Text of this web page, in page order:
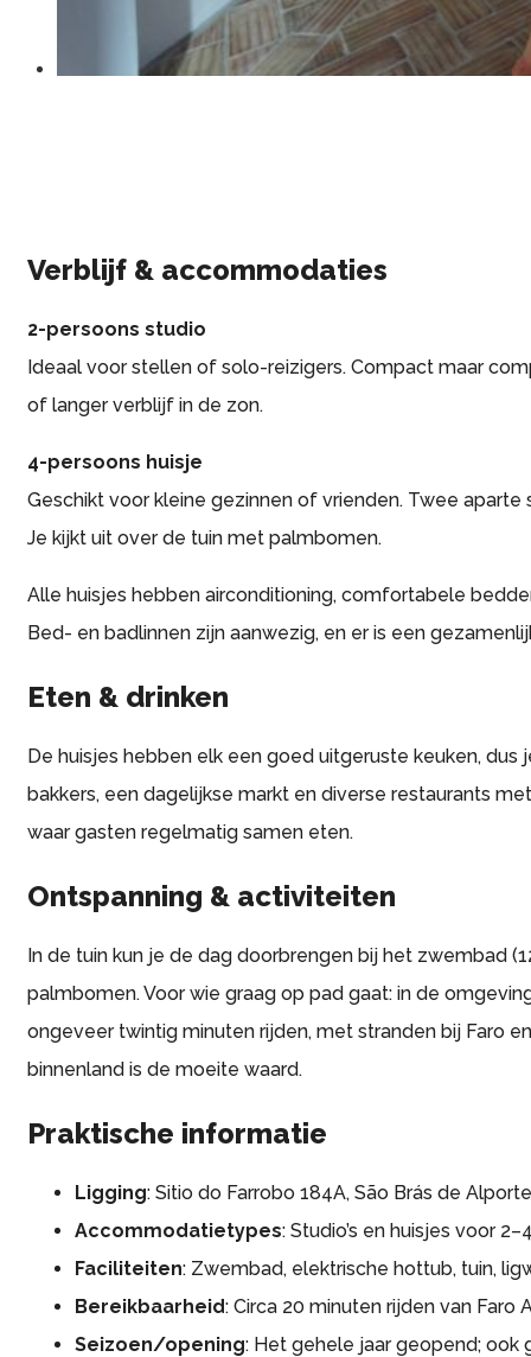
Verblijf & accommodaties
2-persoons studio
Ideaal voor stellen of solo-reizigers. Compact maar
of langer verblijf in de zon.
4-persoons huisje
Geschikt voor kleine gezinnen of vrienden. Twee
Je kijkt uit over de tuin met palmbomen.
Alle huisjes hebben airconditioning, comfortabele
Bed- en badlinnen zijn aanwezig, en er is een
Eten & drinken
De huisjes hebben elk een goed uitgeruste keuken, dus
bakkers, een dagelijkse markt en diverse restaurants
waar gasten regelmatig samen eten.
Ontspanning & activiteiten
In de tuin kun je de dag doorbrengen bij het zwembad
palmbomen. Voor wie graag op pad gaat: in de
ongeveer twintig minuten rijden, met stranden bij Faro
binnenland is de moeite waard.
Praktische informatie
Ligging: Sitio do Farrobo 184A, São Brás de
Accommodatietypes: Studio’s en huisjes voor
Faciliteiten: Zwembad, elektrische hottub, tuin,
Bereikbaarheid: Circa 20 minuten rijden van
Seizoen/opening: Het gehele jaar geopend; ook